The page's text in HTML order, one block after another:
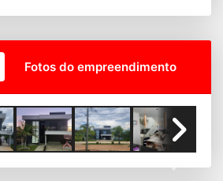
Fotos do empreendimento
Next